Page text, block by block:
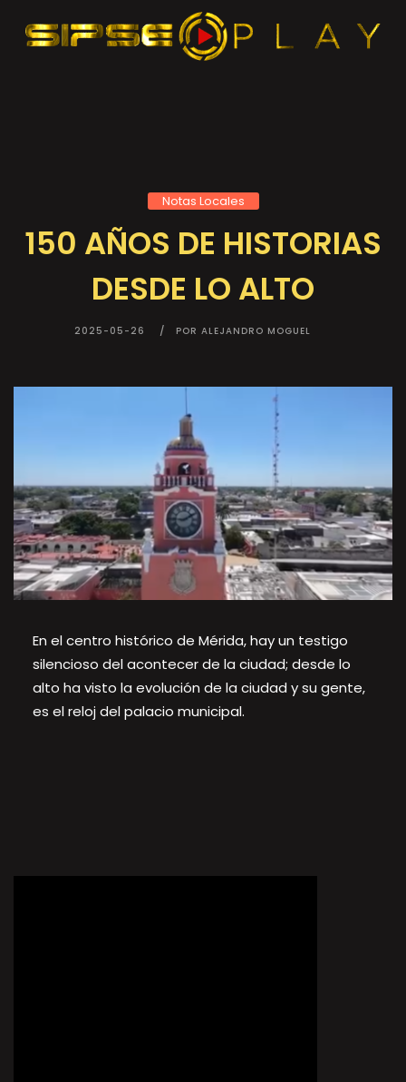
Notas Locales
150 AÑOS DE HISTORIAS
DESDE LO ALTO
2025-05-26 POR ALEJANDRO MOGUEL
En el centro histórico de Mérida, hay un testigo
silencioso del acontecer de la ciudad; desde lo
alto ha visto la evolución de la ciudad y su gente,
es el reloj del palacio municipal.